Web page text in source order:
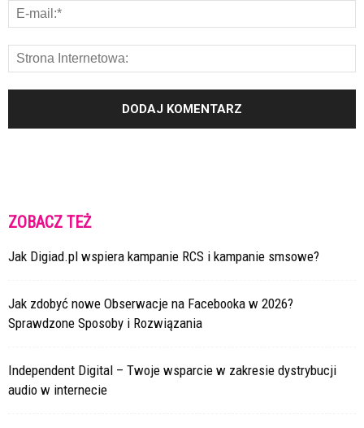
ZOBACZ TEŻ
Jak Digiad.pl wspiera kampanie RCS i kampanie smsowe?
Jak zdobyć nowe Obserwacje na Facebooka w 2026?
Sprawdzone Sposoby i Rozwiązania
Independent Digital – Twoje wsparcie w zakresie dystrybucji
audio w internecie